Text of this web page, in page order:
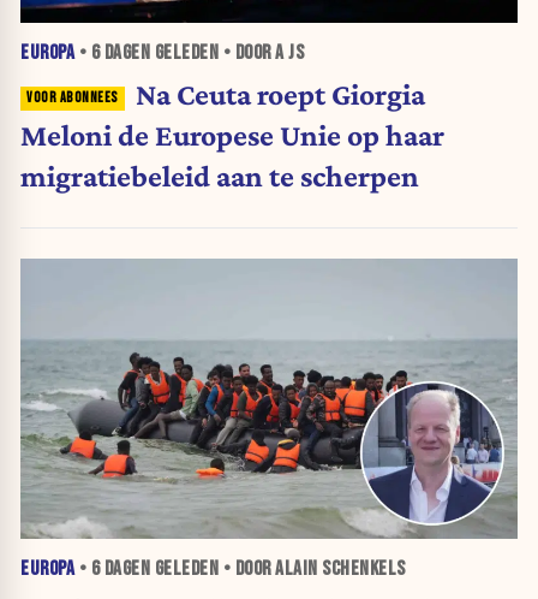
EUROPA• 6 DAGEN GELEDEN • DOOR A JS
Na Ceuta roept Giorgia
Meloni de Europese Unie op haar
migratiebeleid aan te scherpen
EUROPA• 6 DAGEN GELEDEN • DOOR ALAIN SCHENKELS